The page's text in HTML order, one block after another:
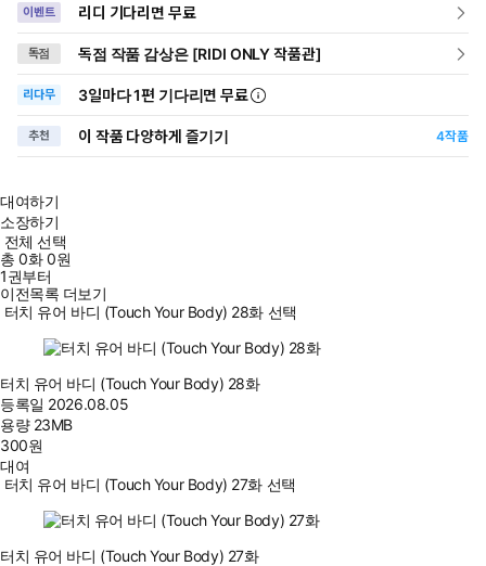
이벤트 리디 기다리면 무료
독점 독점 작품 감상은 [RIDI ONLY 작품관]
리다무 3일마다1편 기다리면 무료
추천 이 작품 다양하게 즐기기 4작품
대여하기
소장하기
전체 선택
총0화0원
1권부터
이전목록 더보기
터치 유어 바디 (Touch Your Body) 28화 선택
터치 유어 바디 (Touch Your Body) 28화
등록일 2026.08.05
용량 23MB
300원
대여
터치 유어 바디 (Touch Your Body) 27화 선택
터치 유어 바디 (Touch Your Body) 27화